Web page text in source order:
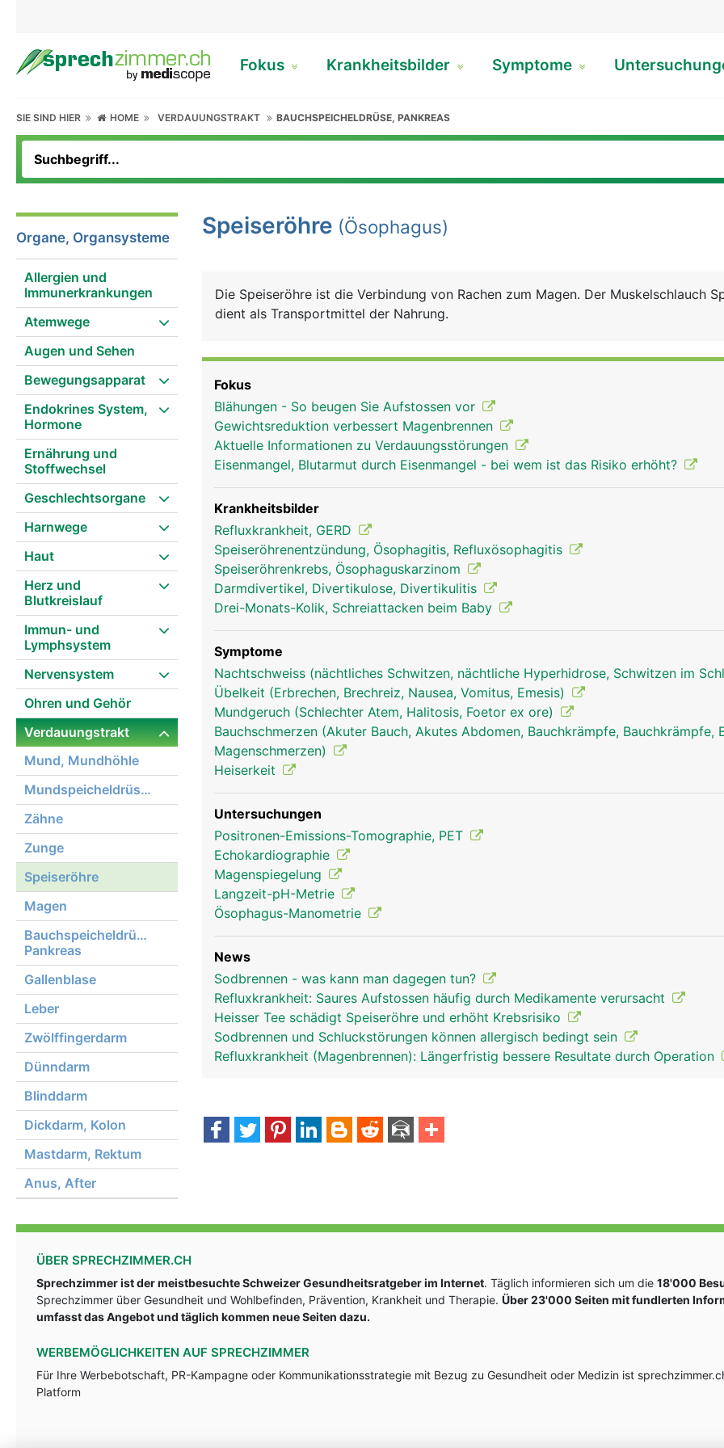
Fokus Krankheitsbilder Symptome
SIE SIND HIER HOME VERDAUUNGSTRAKT BAUCHSPEICHELDRÜSE, PANKREAS
Organe, Organsysteme
Allergien und
Immunerkrankungen
Atemwege
Augen und Sehen
Bewegungsapparat
Endokrines System,
Hormone
Ernährung und
Stoffwechsel
Geschlechtsorgane
Harnwege
Haut
Herz und
Blutkreislauf
Immun- und
Lymphsystem
Nervensystem
Ohren und Gehör
Verdauungstrakt
Mund, Mundhöhle
Mundspeicheldrüsen
Zähne
Zunge
Speiseröhre
Magen
Bauchspeicheldrüse,
Pankreas
Gallenblase
Leber
Zwölffingerdarm
Dünndarm
Blinddarm
Dickdarm, Kolon
Mastdarm, Rektum
Anus, After
Speiseröhre (Ösophagus)
Die Speiseröhre ist die Verbindung von Rachen zum Magen. Der Muskelschlauch
dient als Transportmittel der Nahrung.
Fokus
Blähungen - So beugen Sie Aufstossen vor
Gewichtsreduktion verbessert Magenbrennen
Aktuelle Informationen zu Verdauungsstörungen
Eisenmangel, Blutarmut durch Eisenmangel - bei wem ist das Risiko erhöht?
Krankheitsbilder
Refluxkrankheit, GERD
Speiseröhrenentzündung, Ösophagitis, Refluxösophagitis
Speiseröhrenkrebs, Ösophaguskarzinom
Darmdivertikel, Divertikulose, Divertikulitis
Drei-Monats-Kolik, Schreiattacken beim Baby
Symptome
Nachtschweiss (nächtliches Schwitzen, nächtliche Hyperhidrose, Schwitzen im
Übelkeit (Erbrechen, Brechreiz, Nausea, Vomitus, Emesis)
Mundgeruch (Schlechter Atem, Halitosis, Foetor ex ore)
Bauchschmerzen (Akuter Bauch, Akutes Abdomen, Bauchkrämpfe, Bauchkrämpfe,
Magenschmerzen)
Heiserkeit
Untersuchungen
Positronen-Emissions-Tomographie, PET
Echokardiographie
Magenspiegelung
Langzeit-pH-Metrie
Ösophagus-Manometrie
News
Sodbrennen - was kann man dagegen tun?
Refluxkrankheit: Saures Aufstossen häufig durch Medikamente verursacht
Heisser Tee schädigt Speiseröhre und erhöht Krebsrisiko
Sodbrennen und Schluckstörungen können allergisch bedingt sein
Refluxkrankheit (Magenbrennen): Längerfristig bessere Resultate durch Operation
ÜBER SPRECHZIMMER.CH
Sprechzimmer ist der meistbesuchte Schweizer Gesundheitsratgeber im Internet. Täglich informieren sich um die 18'000
Sprechzimmer über Gesundheit und Wohlbefinden, Prävention, Krankheit und Therapie. Über 23'000 Seiten mit fundlerten
umfasst das Angebot und täglich kommen neue Seiten dazu.
WERBEMÖGLICHKEITEN AUF SPRECHZIMMER
Für Ihre Werbebotschaft, PR-Kampagne oder Kommunikationsstrategie mit Bezug zu Gesundheit oder Medizin ist
Platform